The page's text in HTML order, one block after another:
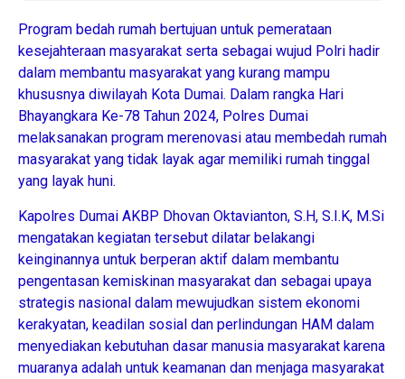
Program bedah rumah bertujuan untuk pemerataan
kesejahteraan masyarakat serta sebagai wujud Polri hadir
dalam membantu masyarakat yang kurang mampu
khususnya diwilayah Kota Dumai. Dalam rangka Hari
Bhayangkara Ke-78 Tahun 2024, Polres Dumai
melaksanakan program merenovasi atau membedah rumah
masyarakat yang tidak layak agar memiliki rumah tinggal
yang layak huni.
Kapolres Dumai AKBP Dhovan Oktavianton, S.H, S.I.K, M.Si
mengatakan kegiatan tersebut dilatar belakangi
keinginannya untuk berperan aktif dalam membantu
pengentasan kemiskinan masyarakat dan sebagai upaya
strategis nasional dalam mewujudkan sistem ekonomi
kerakyatan, keadilan sosial dan perlindungan HAM dalam
menyediakan kebutuhan dasar manusia masyarakat karena
muaranya adalah untuk keamanan dan menjaga masyarakat